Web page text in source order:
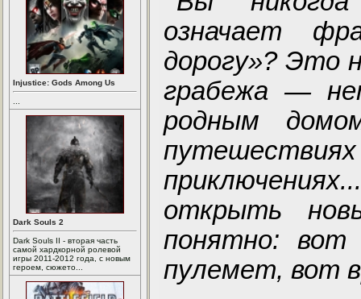
Injustice: Gods Among Us
Dark Souls 2
Dark Souls II - вторая часть
самой хардкорной ролевой
игры 2011-2012 года, с новым
героем, сюжето...
означает
дорогу»? Это
грабежа —
родным
открыть
понятно: вот
пулемет, вот